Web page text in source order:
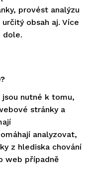
provést analýzu
obsah aj. Více
dole.
jsou nutné k tomu,
stránky a
analyzovat,
z hlediska chování
web případně